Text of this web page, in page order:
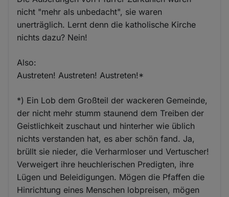
nicht "mehr als unbedacht", sie waren
unerträglich. Lernt denn die katholische Kirche
nichts dazu? Nein!
Also:
Austreten! Austreten! Austreten!*
*) Ein Lob dem Großteil der wackeren Gemeinde,
der nicht mehr stumm staunend dem Treiben der
Geistlichkeit zuschaut und hinterher wie üblich
nichts verstanden hat, es aber schön fand. Ja,
brüllt sie nieder, die Verharmloser und Vertuscher!
Verweigert ihre heuchlerischen Predigten, ihre
Lügen und Beleidigungen. Mögen die Pfaffen die
Hinrichtung eines Menschen lobpreisen, mögen